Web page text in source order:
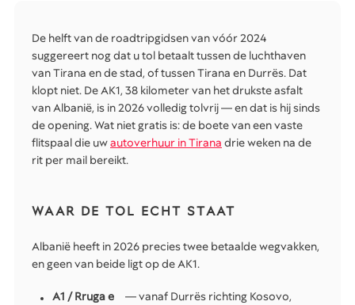
De helft van de roadtripgidsen van vóór 2024
suggereert nog dat u tol betaalt tussen de luchthaven
van Tirana en de stad, of tussen Tirana en Durrës. Dat
klopt niet. De AK1, 38 kilometer van het drukste asfalt
van Albanië, is in 2026 volledig tolvrij — en dat is hij sinds
de opening. Wat niet gratis is: de boete van een vaste
flitspaal die uwautoverhuur in Tirana drie weken na de
rit per mail bereikt.
WAAR DE TOL ECHT STAAT
Albanië heeft in 2026 precies twee betaalde wegvakken,
en geen van beide ligt op de AK1.
A1 / Rruga e
— vanaf Durrës richting Kosovo,